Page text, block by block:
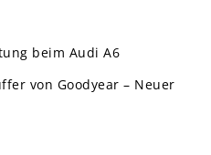
beim Audi A6
von Goodyear – Neuer